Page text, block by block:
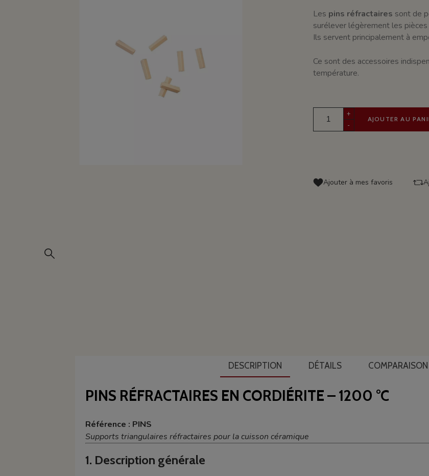
Les pins réfractaires sont de
surélever légèrement les
Ils servent principalement à
Ce sont des accessoires
température.
+
-
AJOUTER AU
Ajouter à mes favoris
DESCRIPTION DÉTAILS
PINS RÉFRACTAIRES EN CORDIÉRITE – 1200 °C
Référence : PINS
Supports triangulaires réfractaires pour la cuisson céramique
1. Description générale